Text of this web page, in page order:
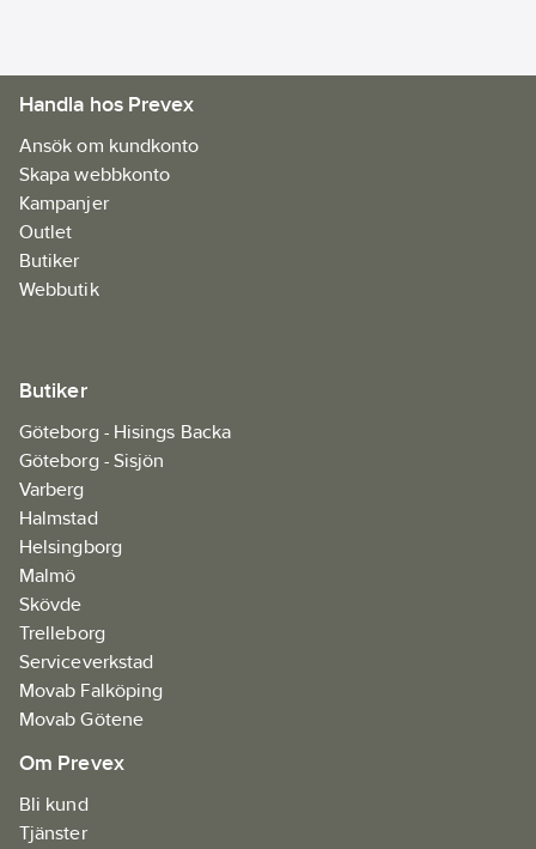
114cm H x 121cm L x
71cm D.
Sidobord 1st.
Glasfiberförstärkta
2st.
Redskapskrokar 2st.
Inbyggd termometer i
locket.
Artikelnr:
Ean
artikelnr:
077924913617
Materialklass
Handla hos Prevex
Ansök om kundkonto
Skapa webbkonto
Kampanjer
Outlet
Butiker
Webbutik
Butiker
Göteborg - Hisings Backa
Göteborg - Sisjön
Varberg
Halmstad
Helsingborg
Malmö
Skövde
Trelleborg
Serviceverkstad
Movab Falköping
Movab Götene
Om Prevex
Bli kund
Tjänster